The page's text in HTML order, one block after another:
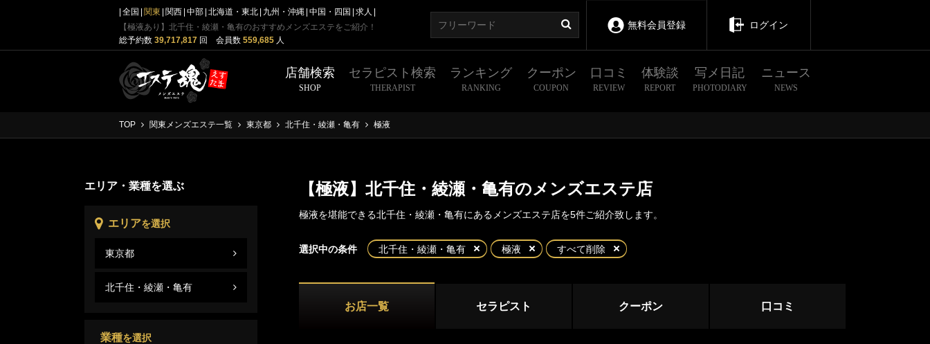
全国 関東 関西 中部 北海道・東北 九州・沖縄 中国・四国
求人
【極液あり】北千住・綾瀬・亀有のおすすめメンズエステをご紹介！
総予約数 39,717,817 回 会員数 559,685 人
無料会員登録 ログイン
店舗検索
SHOP
セラピスト検索
THERAPIST
ランキング
RANKING
クーポン
COUPON
口コミ
REVIEW
体験談
REPORT
写メ日記
PHOTODIARY
ニュース
NEWS
TOP 関東メンズエステ一覧 東京都 北千住・綾瀬・亀有 極液
【極液】北千住・綾瀬・亀有のメンズエステ店
極液を堪能できる北千住・綾瀬・亀有にあるメンズエステ店を5件ご紹介致します。
選択中の条件 北千住・綾瀬・亀有 極液 すべて削除
お店一覧 セラピスト クーポン 口コミ
エリア・業種を選ぶ
エリアを選択
東京都
東京都 新宿・西東京エリア
新宿 大久保・高田馬場 中野・高円寺・荻窪
北千住・綾瀬・亀有
綾瀬 亀有
業種を選択